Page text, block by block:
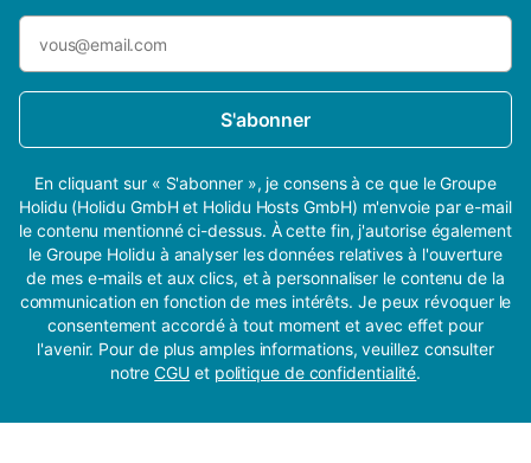
S'abonner
En cliquant sur « S'abonner », je consens à ce que le Groupe
Holidu (Holidu GmbH et Holidu Hosts GmbH) m'envoie par e-mail
le contenu mentionné ci-dessus. À cette fin, j'autorise également
le Groupe Holidu à analyser les données relatives à l'ouverture
de mes e-mails et aux clics, et à personnaliser le contenu de la
communication en fonction de mes intérêts. Je peux révoquer le
consentement accordé à tout moment et avec effet pour
l'avenir. Pour de plus amples informations, veuillez consulter
notreCGU et politique de confidentialité.